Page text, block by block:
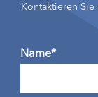
Kontaktieren Sie
Name*